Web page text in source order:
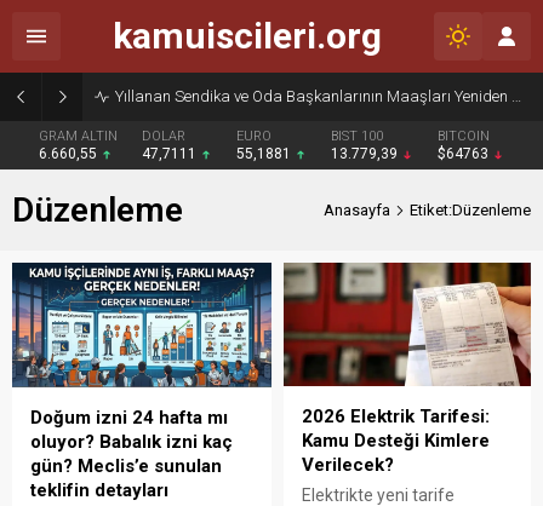
Yıllanan Sendika ve Oda Başkanlarının Maaşları Yeniden Gündemde
GRAM ALTIN
6.660,55
DOLAR
47,7111
EURO
55,1881
BIST 100
13.779,39
BITCOIN
$64763
kamuiscileri.org
Düzenleme Anasayfa Etiket:Düzenleme
Doğum izni 24 hafta mı
oluyor? Babalık izni kaç
gün? Meclis’e sunulan
teklifin detayları
2026 Elektrik Tarifesi:
Kamu Desteği Kimlere
Verilecek?
Elektrikte yeni tarife